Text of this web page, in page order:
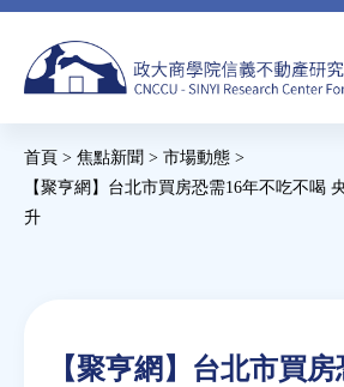
Jump
navigation
搜
尋
搜
尋
您
在
首頁 > 焦點新聞 > 市場動態 >
【聚亨網】台北市買房恐需16年不吃不喝
升
Back
【聚亨網】台北市買